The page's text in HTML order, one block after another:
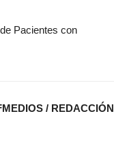
Pacientes con
/ REDACCIÓN